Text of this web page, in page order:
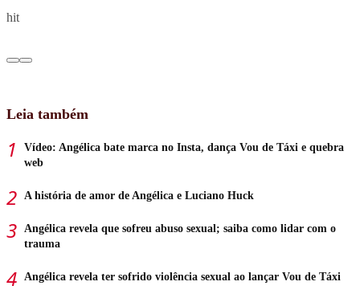
hit
Leia também
Vídeo: Angélica bate marca no Insta, dança Vou de Táxi e quebra
web
A história de amor de Angélica e Luciano Huck
Angélica revela que sofreu abuso sexual; saiba como lidar com o
trauma
Angélica revela ter sofrido violência sexual ao lançar Vou de Táxi